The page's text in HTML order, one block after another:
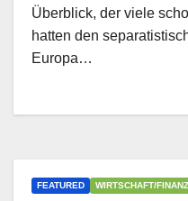
Überblick, der viele
hatten den
Europa…
FEATURED WIRTSCHAFT/